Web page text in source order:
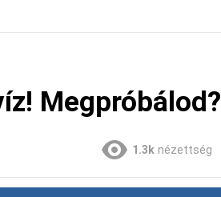
Megpróbálod?
1.3k nézettség